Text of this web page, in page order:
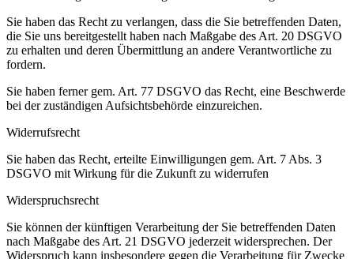
Sie haben das Recht zu verlangen, dass die Sie betreffenden Daten,
die Sie uns bereitgestellt haben nach Maßgabe des Art. 20 DSGVO
zu erhalten und deren Übermittlung an andere Verantwortliche zu
fordern.
Sie haben ferner gem. Art. 77 DSGVO das Recht, eine Beschwerde
bei der zuständigen Aufsichtsbehörde einzureichen.
Widerrufsrecht
Sie haben das Recht, erteilte Einwilligungen gem. Art. 7 Abs. 3
DSGVO mit Wirkung für die Zukunft zu widerrufen
Widerspruchsrecht
Sie können der künftigen Verarbeitung der Sie betreffenden Daten
nach Maßgabe des Art. 21 DSGVO jederzeit widersprechen. Der
Widerspruch kann insbesondere gegen die Verarbeitung für Zwecke